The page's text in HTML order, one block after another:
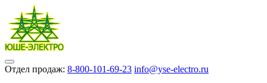
Отдел продаж: 8-800-101-69-23 info@yse-electro.ru